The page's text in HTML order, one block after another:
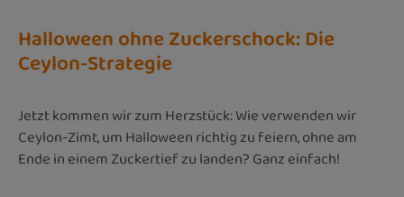
Halloween ohne Zuckerschock: Die
Ceylon-Strategie
Jetzt kommen wir zum Herzstück: Wie verwenden wir
Ceylon-Zimt, um Halloween richtig zu feiern, ohne am
Ende in einem Zuckertief zu landen? Ganz einfach!